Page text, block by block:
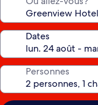
Dates
Personnes